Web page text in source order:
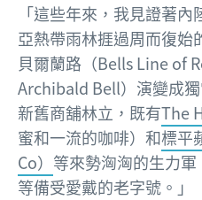
「這些年來，我見證著
亞熱帶雨林捱過周而復始
貝爾蘭路（Bells Line of
Archibald Bell）演變成
新舊商舖林立，既有The
蜜和一流的咖啡）和標平
Co） 等來勢洶洶的生力軍
等備受愛戴的老字號。」